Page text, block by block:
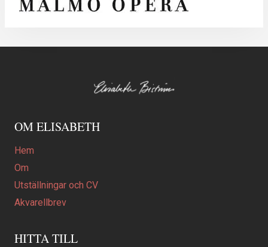
OM ELISABETH
Hem
Om
Utställningar och CV
Akvarellbrev
HITTA TILL